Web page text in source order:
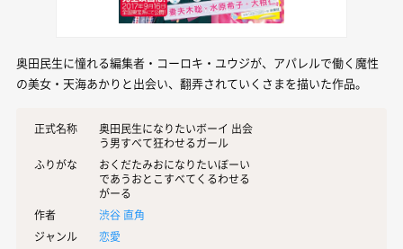
奥田民生に憧れる編集者・コーロキ・ユウジが、アパレルで働く魔性
の美女・天海あかりと出会い、翻弄されていくさまを描いた作品。
正式名称
奥田民生になりたいボーイ 出会
う男すべて狂わせるガール
ふりがな
おくだたみおになりたいぼーい
であうおとこすべてくるわせる
がーる
作者
渋谷 直角
ジャンル
恋愛